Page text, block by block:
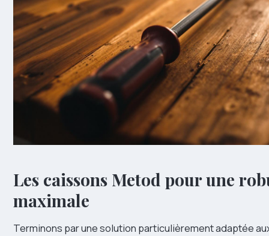
Les caissons Metod pour une
maximale
Terminons par une solution particulièrement adaptée